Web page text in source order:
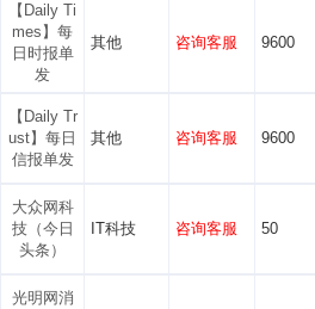
【Daily Ti
mes】每
日时报单
发
其他 咨询客服 9600
【Daily Tr
ust】每日
信报单发
其他 咨询客服 9600
大众网科
技（今日
头条）
IT科技 咨询客服 50
光明网消